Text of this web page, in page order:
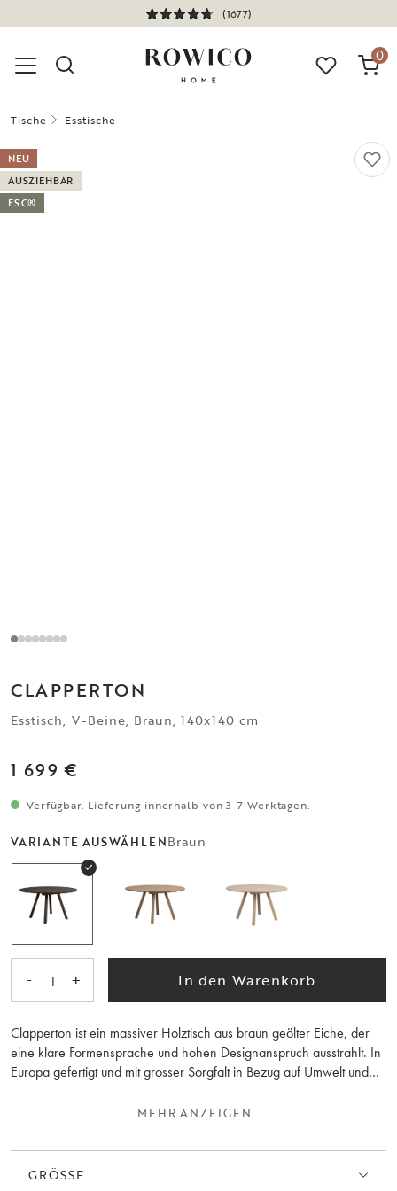
(1677)
0
Tische Esstische
NEU
AUSZIEHBAR
FSC®
CLAPPERTON
Esstisch, V-Beine, Braun, 140x140 cm
1 699 €
Verfügbar. Lieferung innerhalb von 3-7 Werktagen.
VARIANTE AUSWÄHLENBraun
- 1 + In den Warenkorb
Clapperton ist ein massiver Holztisch aus braun geölter Eiche, der
eine klare Formensprache und hohen Designanspruch ausstrahlt. In
Europa gefertigt und mit grosser Sorgfalt in Bezug auf Umwelt und
wie im Ausdruck. Das FSC®-zertifizierte Holz ist keilgezinkt: eine
dynamisches Muster in der Tischplatte entstehen lässt.
MEHR ANZEIGEN
GRÖSSE